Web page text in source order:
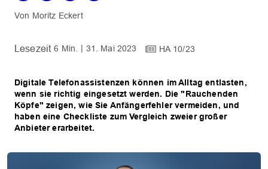
Moritz Eckert
6 Min. 31. Mai 2023 HA 10/23
Digitale Telefonassistenzen können im Alltag entlasten,
wenn sie richtig eingesetzt werden. Die "Rauchenden
Köpfe" zeigen, wie Sie Anfängerfehler vermeiden, und
haben eine Checkliste zum Vergleich zweier großer
Anbieter erarbeitet.